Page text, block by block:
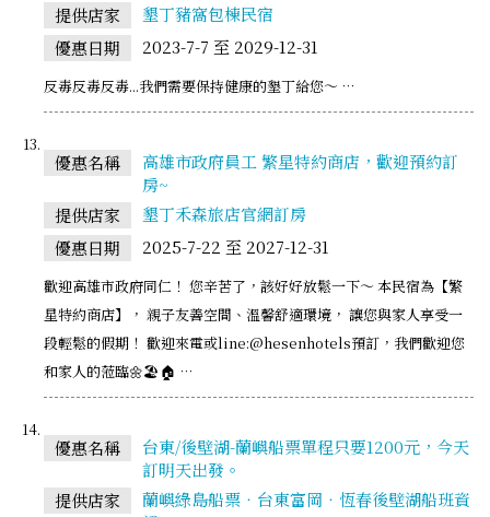
提供店家
墾丁豬窩包棟民宿
優惠日期
2023-7-7 至 2029-12-31
反毒反毒反毒...我們需要保持健康的墾丁給您～ …
優惠名稱
高雄市政府員工 繁星特約商店，歡迎預約訂
房~
提供店家
墾丁禾森旅店官網訂房
優惠日期
2025-7-22 至 2027-12-31
歡迎高雄市政府同仁！ 您辛苦了，該好好放鬆一下～ 本民宿為【繁
星特約商店】， 親子友善空間、溫馨舒適環境， 讓您與家人享受一
段輕鬆的假期！ 歡迎來電或line:@hesenhotels預訂，我們歡迎您
和家人的蒞臨🌼🏖️🏠 …
優惠名稱
台東/後壁湖-蘭嶼船票單程只要1200元，今天
訂明天出發。
提供店家
蘭嶼綠島船票‧台東富岡‧恆春後壁湖船班資